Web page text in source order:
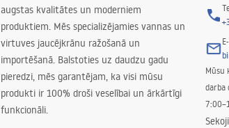
augstas kvalitātes un moderniem
produktiem. Mēs specializējamies vannas un
virtuves jaucējkrānu ražošanā un
importēšanā. Balstoties uz daudzu gadu
pieredzi, mēs garantējam, ka visi mūsu
produkti ir 100% droši veselībai un ārkārtīgi
funkcionāli.
Mūsu
darba